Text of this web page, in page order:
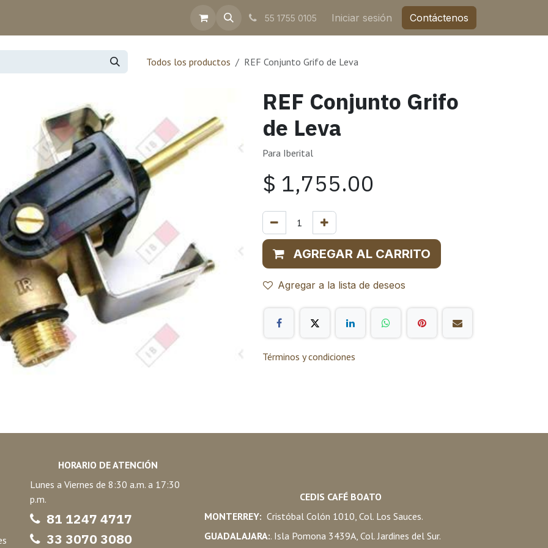
55 1755 0105 Iniciar sesión Contáctenos
Todos los productos REF Conjunto Grifo de Leva
REF Conjunto Grifo
de Leva
Para Iberital
$ 1,755.00
AGREGAR AL CARRITO
Agregar a la lista de deseos
Términos y condiciones
HORARIO DE ATENCIÓN
Lunes a Viernes de 8:30 a.m. a 17:30
p.m.
81 1247 4717
33 3070 3080
CEDIS CAFÉ BOATO
MONTERREY: Cristóbal Colón 1010, Col. Los Sauces.
GUADALAJARA:. Isla Pomona 3439A, Col. Jardines del Sur.